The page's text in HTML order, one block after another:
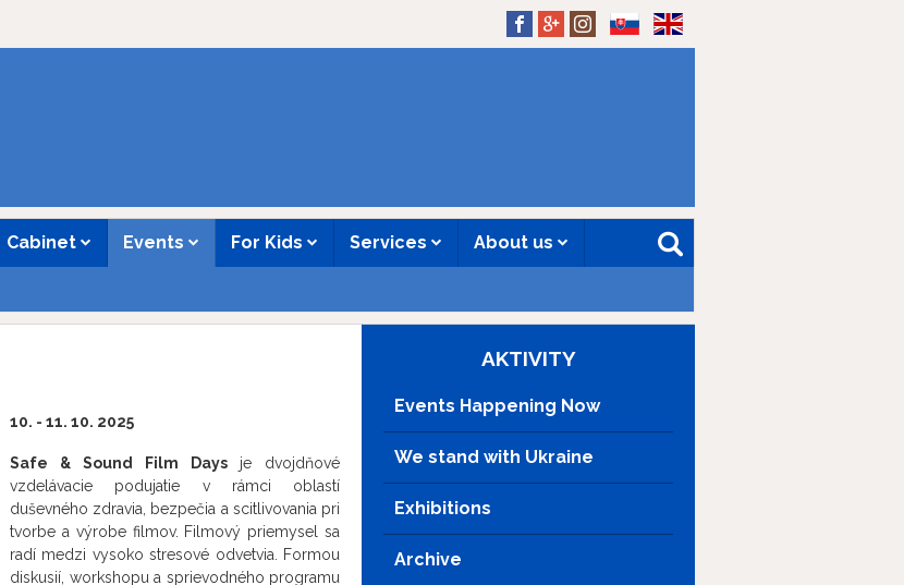
Cabinet Events For Kids Services About us
10. - 11. 10. 2025
Safe & Sound Film Days je dvojdňové
vzdelávacie podujatie v rámci oblastí
duševného zdravia, bezpečia a scitlivovania pri
tvorbe a výrobe filmov. Filmový priemysel sa
radí medzi vysoko stresové odvetvia. Formou
diskusií, workshopu a sprievodného programu
AKTIVITY
Events Happening Now
We stand with Ukraine
Exhibitions
Archive